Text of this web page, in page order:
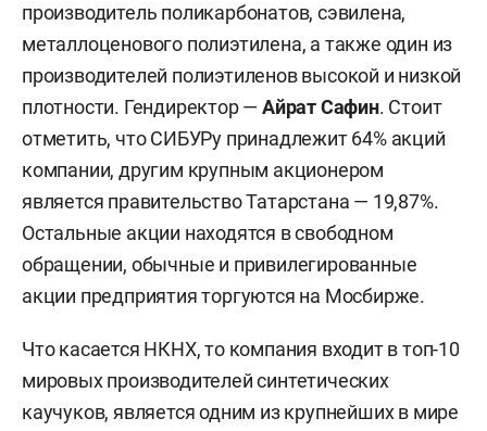
производитель поликарбонатов, сэвилена,
металлоценового полиэтилена, а также один из
производителей полиэтиленов высокой и низкой
плотности. Гендиректор —Айрат Сафин. Стоит
отметить, что СИБУРу принадлежит 64% акций
компании, другим крупным акционером
является правительство Татарстана — 19,87%.
Остальные акции находятся в свободном
обращении, обычные и привилегированные
акции предприятия торгуются на Мосбирже.
Что касается НКНХ, то компания входит в топ-10
мировых производителей синтетических
каучуков, является одним из крупнейших в мире